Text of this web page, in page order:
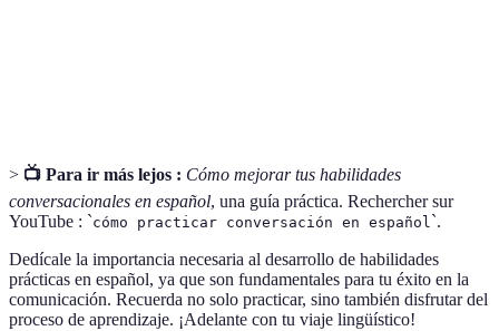
> 📺 Para ir más lejos : Cómo mejorar tus habilidades
conversacionales en español, una guía práctica. Rechercher sur
YouTube : `cómo practicar conversación en español`.
Dedícale la importancia necesaria al desarrollo de habilidades
prácticas en español, ya que son fundamentales para tu éxito en la
comunicación. Recuerda no solo practicar, sino también disfrutar del
proceso de aprendizaje. ¡Adelante con tu viaje lingüístico!